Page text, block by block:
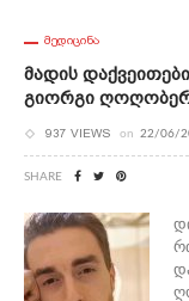
ᲛᲔᲓᲘᲪᲘᲜᲐ
Მადის
Გიორგი
937 VIEWS on 22/06/
SHARE